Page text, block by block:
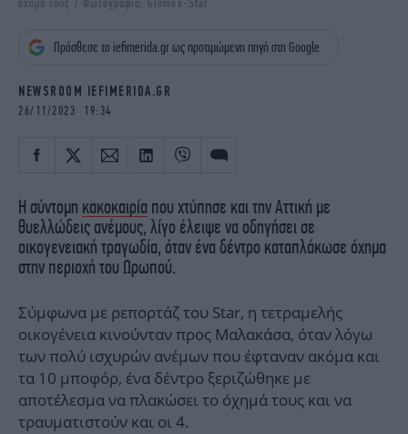
iBOOKS
OSCARS
NEWSLETTER
όχημά τους / Φωτογραφία: Glomex-Star
Πρόσθεσε το iefimerida.gr ως προτιμώμενη πηγή στη Google
NEWSROOM IEFIMERIDA.GR
26/11/2023 19:34
Η σύντομη κακοκαιρία που χτύπησε και την Αττική με
θυελλώδεις ανέμους, λίγο έλειψε να οδηγήσει σε
οικογενειακή τραγωδία, όταν ένα δέντρο καταπλάκωσε όχημα
στην περιοχή του Ωρωπού.
Σύμφωνα με ρεπορτάζ του Star, η τετραμελής
οικογένεια κινούνταν προς Μαλακάσα, όταν λόγω
των πολύ ισχυρών ανέμων που έφταναν ακόμα και
τα 10 μποφόρ, ένα δέντρο ξεριζώθηκε με
αποτέλεσμα να πλακώσει το όχημά τους και να
τραυματιστούν και οι 4.